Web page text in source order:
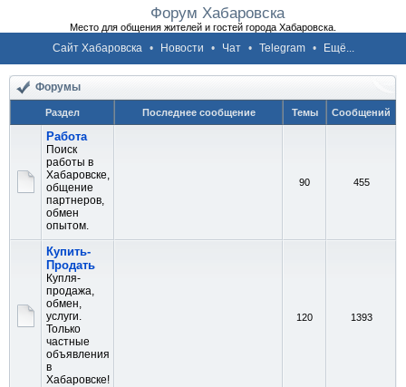
Форум Хабаровска
Место для общения жителей и гостей города Хабаровска.
Сайт Хабаровска • Новости • Чат • Telegram • Ещё...
Форумы
Раздел Последнее сообщение Темы Сообщений
Работа
Поиск
работы в
Хабаровске,
общение
партнеров,
обмен
опытом.
90 455
Купить-
Продать
Купля-
продажа,
обмен,
услуги.
Только
частные
объявления
в
Хабаровске!
120 1393